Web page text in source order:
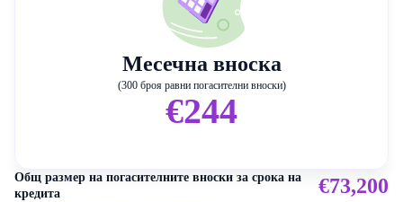
Месечна вноска
(300 броя равни погасителни вноски)
€244
Общ размер на погасителните вноски за срока на
кредита
€73,200